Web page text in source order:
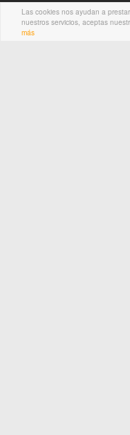
Las cookies nos ayudan a
nuestros servicios, aceptas
más
Con tu visita,
términos,
VegasMaster.com